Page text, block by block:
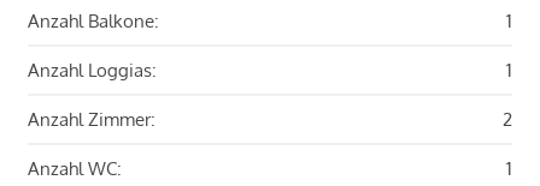
Anzahl Balkone: 1
Anzahl Loggias: 1
Anzahl Zimmer: 2
Anzahl WC: 1